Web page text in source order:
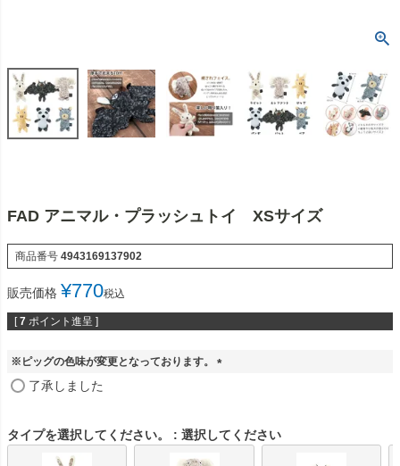
FAD アニマル・プラッシュトイ XSサイズ
商品番号 4943169137902
販売価格 ¥770税込
[ 7 ポイント進呈 ]
※ピッグの色味が変更となっております。
)
了承しました
タイプを選択してください。 選択してください